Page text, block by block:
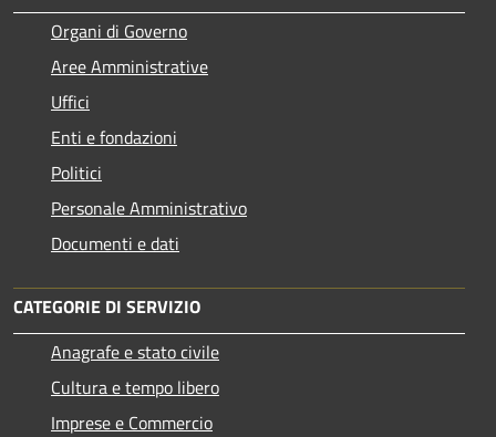
Organi di Governo
Aree Amministrative
Uffici
Enti e fondazioni
Politici
Personale Amministrativo
Documenti e dati
CATEGORIE DI SERVIZIO
Anagrafe e stato civile
Cultura e tempo libero
Imprese e Commercio